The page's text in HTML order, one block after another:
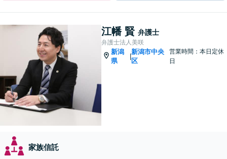
江幡 賢 弁護士
弁護士法人美咲
新潟
県
|
新潟市中央
区
営業時間：本日定休
日
家族信託